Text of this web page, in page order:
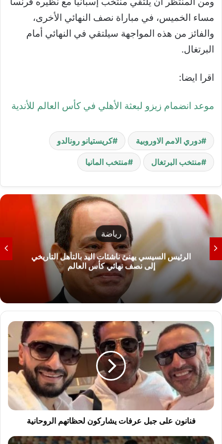
مساء الخميس، في مباراة نصف النهائي الأخرى،
والفائز من هذه المواجهة سيلتقي في النهائي أمام
البرتغال.
اقرا ايضا:
موعد انضمام زيزو لبعثة الأهلي في كأس العالم للأندية
دوري الامم الاوروبية كريستيانو رونالدو
منتخب البرتغال منتخب المانيا
رياضة
الرئيس السيسي يهنئ ناشئات اليد بالتأهل التاريخي
إلى نصف نهائي كأس العالم
ف
ا
و
ن
ع
ل
ى
ل
فنانون على جبل عرفات يشاركون لحظاتهم الروحانية
م